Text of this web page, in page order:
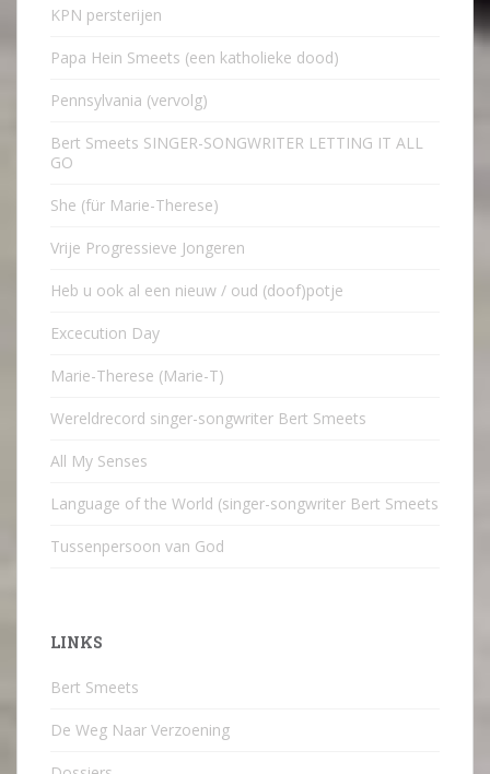
KPN persterijen
Papa Hein Smeets (een katholieke dood)
Pennsylvania (vervolg)
Bert Smeets SINGER-SONGWRITER LETTING IT ALL
GO
She (für Marie-Therese)
Vrije Progressieve Jongeren
Heb u ook al een nieuw / oud (doof)potje
Excecution Day
Marie-Therese (Marie-T)
Wereldrecord singer-songwriter Bert Smeets
All My Senses
Language of the World (singer-songwriter Bert Smeets
Tussenpersoon van God
LINKS
Bert Smeets
De Weg Naar Verzoening